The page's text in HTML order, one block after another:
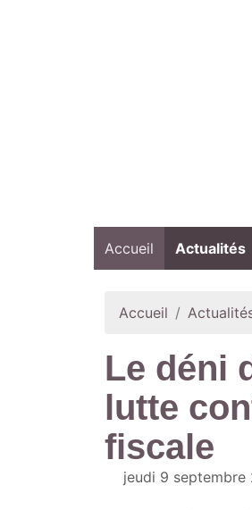
Accueil Actualités
Accueil
Le déni
lutte
fiscale
jeudi 9 septembre